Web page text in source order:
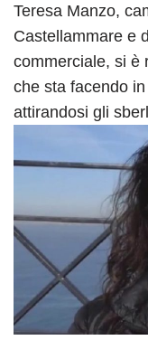
Teresa Manzo,
Castellammare e
commerciale, si è
che sta facendo
attirandosi gli